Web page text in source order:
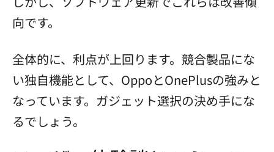
向です。
全体的に、利点が上回ります。競合製品にな
い独自機能として、OppoとOnePlusの強みと
なっています。ガジェット選択の決め手にな
るでしょう。